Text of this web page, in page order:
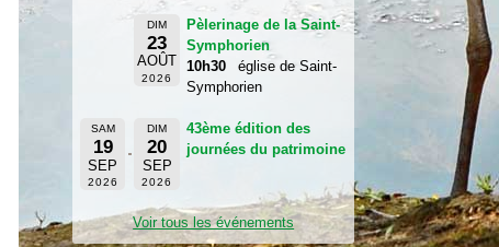
DIM
23
AOÛT
2026
Pèlerinage de la Saint-
Symphorien
10h30
église de Saint-
Symphorien
SAM
19
SEP
2026
DIM
20
SEP
2026
43ème édition des
journées du patrimoine
Voir tous les événements